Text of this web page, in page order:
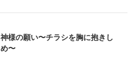
神様の願い〜チラシを胸に抱きし
め〜